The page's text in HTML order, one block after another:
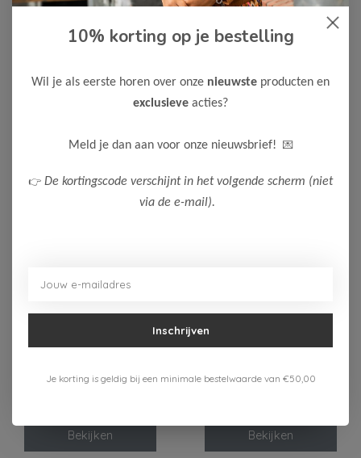
B Nosy Jongens T-
Shirt Timmy
B Nosy Jongens T-
Shirt Timmy
Bekijken Bekijken
10% korting op je bestelling
Wil je als eerste horen over onze nieuwste producten en
exclusieve acties?
Meld je dan aan voor onze nieuwsbrief! 💌
👉 De kortingscode verschijnt in het volgende scherm (niet
via de e-mail).
Inschrijven
Je korting is geldig bij een minimale bestelwaarde van €50,00